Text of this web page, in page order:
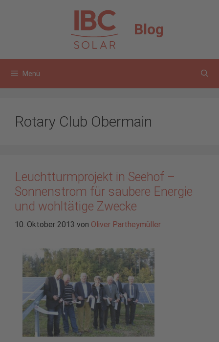
Blog
Menü
Rotary Club Obermain
Leuchtturmprojekt in Seehof –
Sonnenstrom für saubere Energie
und wohltätige Zwecke
10. Oktober 2013 von Oliver Partheymüller